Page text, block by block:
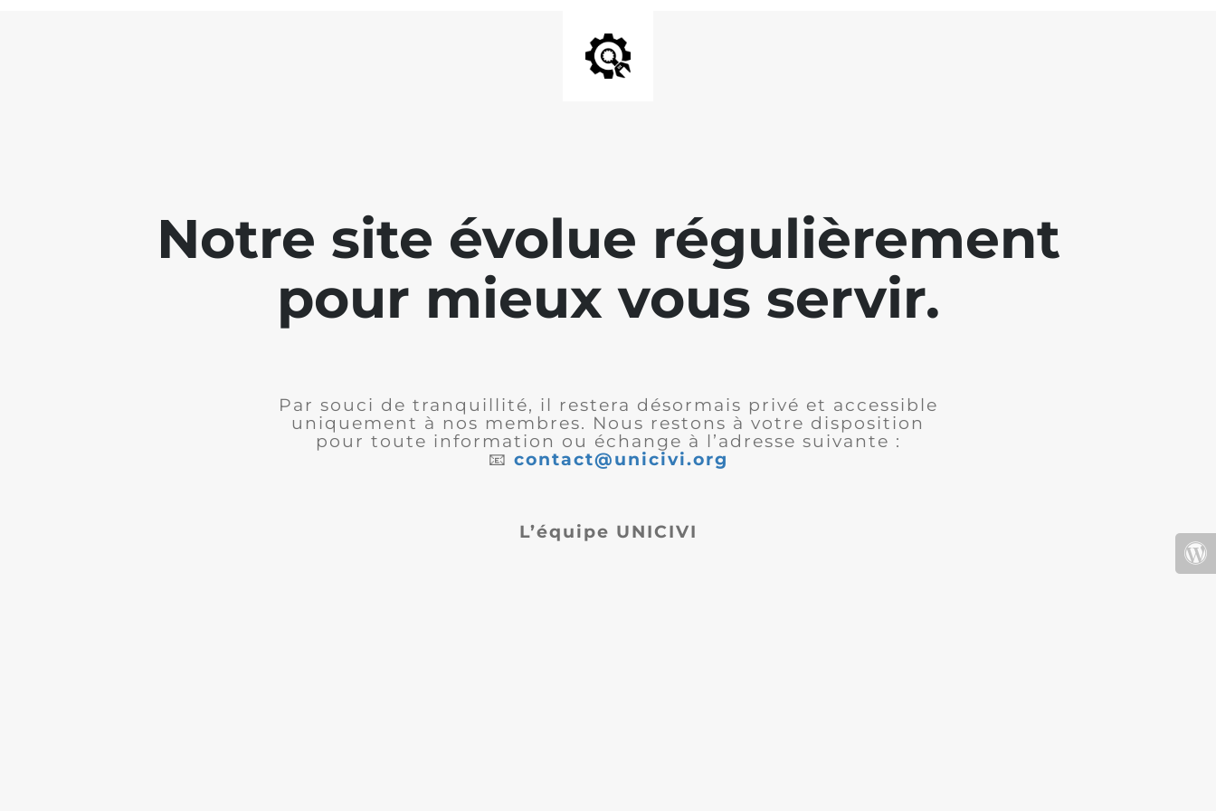
Notre site évolue régulièrement
pour mieux vous servir.
Par souci de tranquillité, il restera désormais privé et accessible
uniquement à nos membres. Nous restons à votre disposition
pour toute information ou échange à l’adresse suivante :
📧 contact@unicivi.org
L’équipe UNICIVI